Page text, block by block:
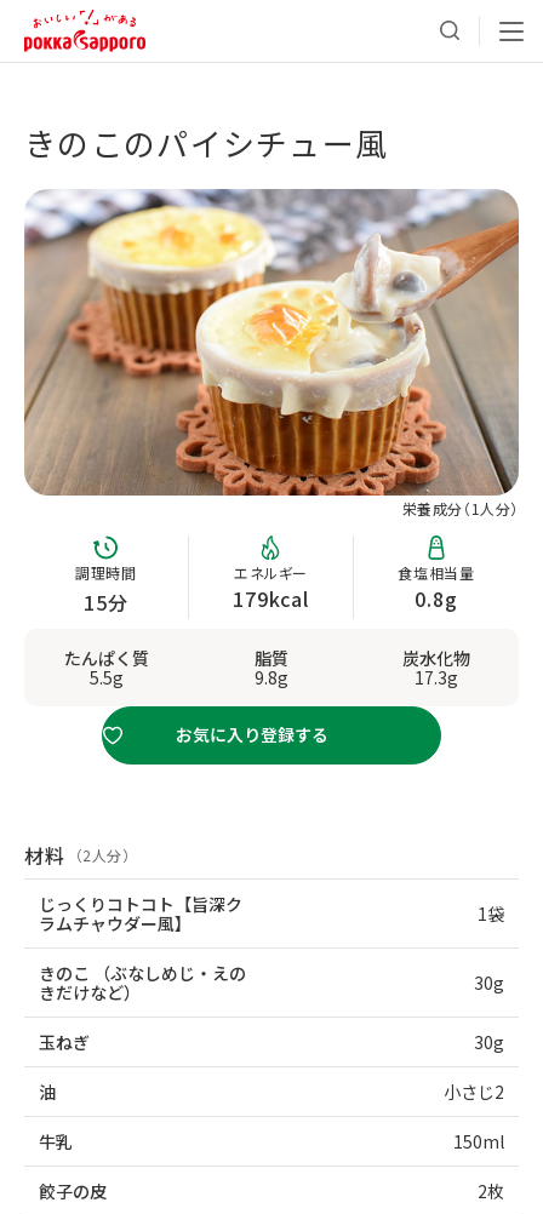
きのこのパイシチュー風
栄養成分（1人分）
調理時間
15分
エネルギー
179kcal
食塩相当量
0.8g
たんぱく質
5.5g
脂質
9.8g
炭水化物
17.3g
お気に入り登録する
材料 （2人分）
じっくりコトコト【旨深ク
ラムチャウダー風】
1袋
きのこ
（ぶなしめじ・えの
きだけなど）
30g
玉ねぎ 30g
油 小さじ2
牛乳 150ml
餃子の皮 2枚